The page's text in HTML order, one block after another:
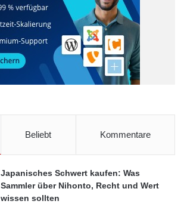
Beliebt Kommentare
Japanisches Schwert kaufen: Was
Sammler über Nihonto, Recht und Wert
wissen sollten